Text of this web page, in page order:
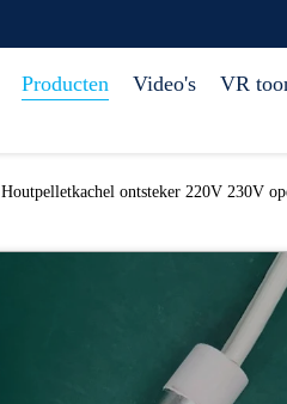
Producten Video's VR
Houtpelletkachel ontsteker 220V 230V